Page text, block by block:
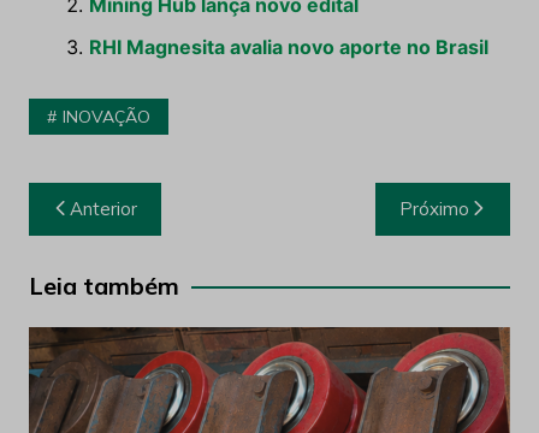
Mining Hub lança novo edital
RHI Magnesita avalia novo aporte no Brasil
INOVAÇÃO
Navegação
de
Post
Anterior Próximo
Leia também